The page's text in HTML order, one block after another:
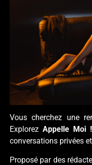
Vous cherchez une
Explorez Appelle Moi !
conversations privées
Proposé par des